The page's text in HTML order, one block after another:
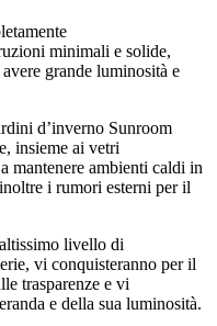
minimali e solide,
grande luminosità e
d’inverno Sunroom
insieme ai vetri
mantenere ambienti caldi in
i rumori esterni per il
livello di
vi conquisteranno per il
trasparenze e vi
e della sua luminosità.